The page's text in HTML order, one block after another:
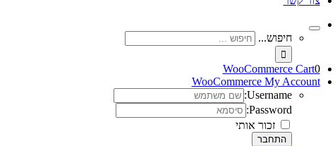
חיפוש...
WooCommerce Cart0
WooCommerce My Account
Username:
Password:
זכור אותי